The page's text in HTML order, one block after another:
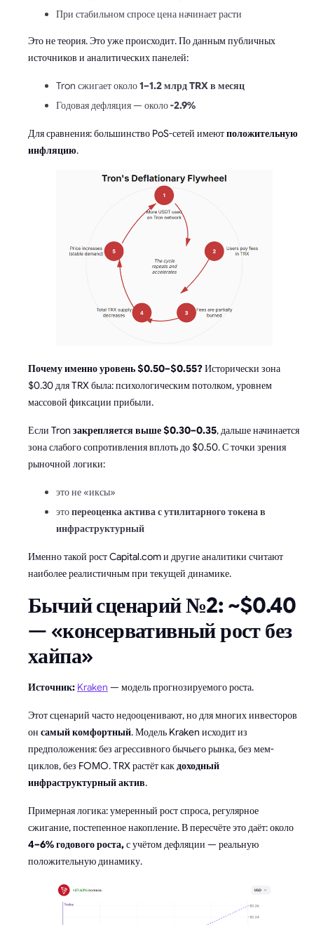
При стабильном спросе цена начинает расти
Это не теория. Это уже происходит. По данным публичных
источников и аналитических панелей:
Tron сжигает около1–1.2 млрд TRX в месяц
Годовая дефляция — около-2.9%
Для сравнения: большинство PoS-сетей имеютположительную
инфляцию.
Почему именно уровень $0.50–$0.55?Исторически зона
$0.30 для TRX была: психологическим потолком, уровнем
массовой фиксации прибыли.
Если Tron закрепляется выше $0.30–0.35, дальше начинается
зона слабого сопротивления вплоть до $0.50. С точки зрения
рыночной логики:
это не «иксы»
этопереоценка актива с утилитарного токена в
инфраструктурный
Именно такой рост Capital.com и другие аналитики считают
наиболее реалистичным при текущей динамике.
Бычий сценарий №2: ~$0.40
— «консервативный рост без
хайпа»
Источник: Kraken — модель прогнозируемого роста.
Этот сценарий часто недооценивают, но для многих инвесторов
он самый комфортный.Модель Kraken исходит из
предположения: без агрессивного бычьего рынка, без мем-
циклов, без FOMO. TRX растёт как доходный
инфраструктурный актив.
Примерная логика: умеренный рост спроса, регулярное
сжигание, постепенное накопление. В пересчёте это даёт: около
4–6% годового роста,с учётом дефляции — реальную
положительную динамику.